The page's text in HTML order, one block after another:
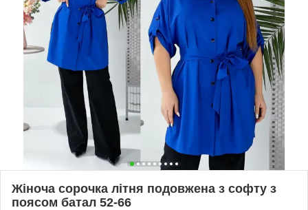
Жіноча сорочка літня подовжена з софту з
поясом батал 52-66